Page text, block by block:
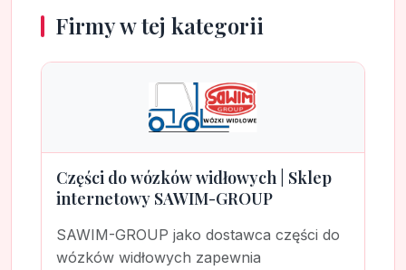
Firmy w tej kategorii
Części do wózków widłowych | Sklep
internetowy SAWIM-GROUP
SAWIM-GROUP jako dostawca części do
wózków widłowych zapewnia